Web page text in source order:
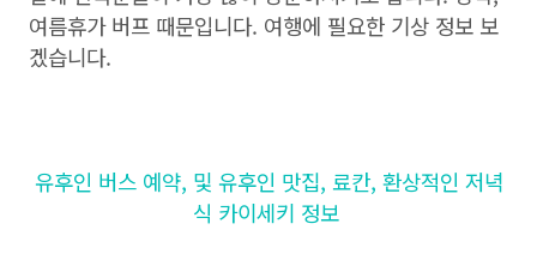
여름휴가 버프 때문입니다. 여행에 필요한 기상 정보 보
겠습니다.
유후인 버스 예약, 및 유후인 맛집, 료칸, 환상적인 저녁
식 카이세키 정보